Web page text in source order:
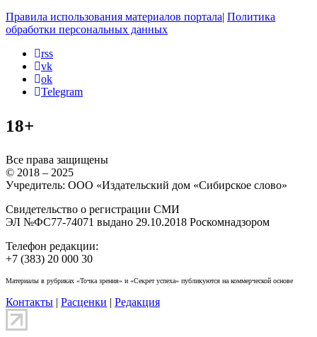
Правила использования материалов портала| Политика
обработки персональных данных
rss
vk
ok
Telegram
18+
Все права защищены
© 2018 – 2025
Учредитель: ООО «Издательский дом «Сибирское слово»
Свидетельство о регистрации СМИ
ЭЛ №ФС77-74071 выдано 29.10.2018 Роскомнадзором
Телефон редакции:
+7 (383) 20 000 30
Материалы в рубриках «Точка зрения» и «Секрет успеха» публикуются на коммерческой основе
Контакты | Расценки | Редакция